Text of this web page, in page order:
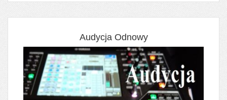
Audycja Odnowy